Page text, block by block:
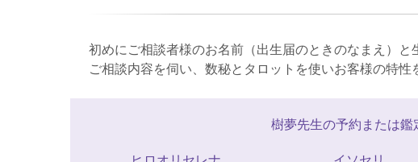
初めにご相談者様のお名前（出生届のときのなまえ）
ご相談内容を伺い、数秘とタロットを使いお客様の特
樹夢先生の予約または鑑